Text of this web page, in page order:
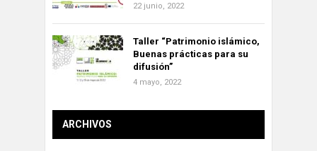
22 junio, 2022
Taller “Patrimonio islámico,
Buenas prácticas para su
difusión”
4 mayo, 2022
ARCHIVOS